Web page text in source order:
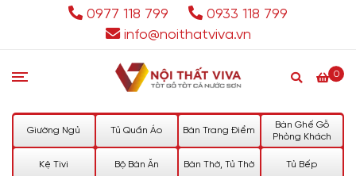
0977 118 799
0933 118 799
info@noithatviva.vn
0
Giường Ngủ Tủ Quần Áo Bàn Trang Điểm
Bàn Ghế Gỗ
Phòng Khách
Kệ Tivi Bộ Bàn Ăn Bàn Thờ, Tủ Thờ Tủ Bếp